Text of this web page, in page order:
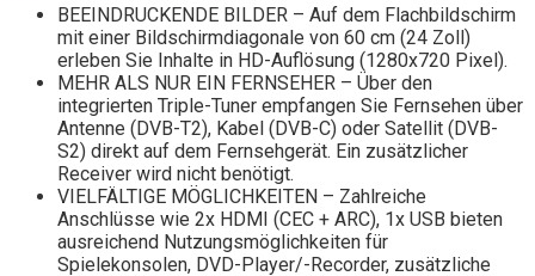
BEEINDRUCKENDE BILDER – Auf dem Flachbildschirm
mit einer Bildschirmdiagonale von 60 cm (24 Zoll)
erleben Sie Inhalte in HD-Auflösung (1280x720 Pixel).
MEHR ALS NUR EIN FERNSEHER – Über den
integrierten Triple-Tuner empfangen Sie Fernsehen über
Antenne (DVB-T2), Kabel (DVB-C) oder Satellit (DVB-
S2) direkt auf dem Fernsehgerät. Ein zusätzlicher
Receiver wird nicht benötigt.
VIELFÄLTIGE MÖGLICHKEITEN – Zahlreiche
Anschlüsse wie 2x HDMI (CEC + ARC), 1x USB bieten
ausreichend Nutzungsmöglichkeiten für
Spielekonsolen, DVD-Player/-Recorder, zusätzliche